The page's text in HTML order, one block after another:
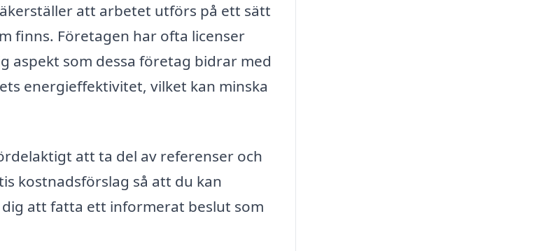
att arbetet utförs på ett sätt
finns. Företagen har ofta licenser
aspekt som dessa företag bidrar med
energieffektivitet, vilket kan minska
att ta del av referenser och
kostnadsförslag så att du kan
att fatta ett informerat beslut som